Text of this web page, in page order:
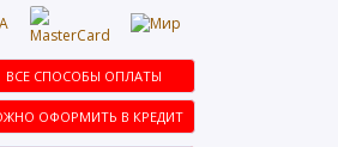
ВСЕ СПОСОБЫ ОПЛАТЫ
ОФОРМИТЬ В КРЕДИТ